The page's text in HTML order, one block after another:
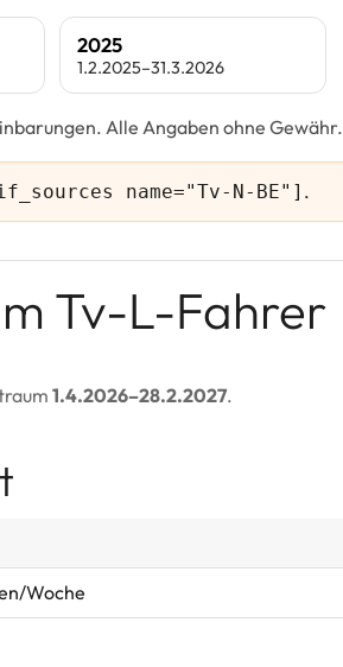
2025
1.2.2025–31.3.2026
Alle Angaben ohne Gewähr.
name="Tv-N-BE"] .
Tv-L-Fahrer
1.4.2026–28.2.2027.
Woche